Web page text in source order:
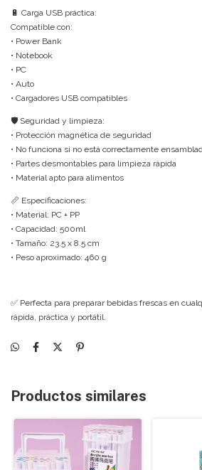
🔋 Carga USB práctica:
Compatible con:
• Power Bank
• Notebook
• PC
• Auto
• Cargadores USB compatibles
🛡️ Seguridad y limpieza:
• Protección magnética de seguridad
• No funciona si no está correctamente
• Partes desmontables para limpieza rápida
• Material apto para alimentos
📏 Especificaciones:
• Material: PC + PP
• Capacidad: 500ml
• Tamaño: 23.5 x 8.5 cm
• Peso aproximado: 460 g
✅ Perfecta para preparar bebidas frescas en
rápida, práctica y portátil.
Productos similares